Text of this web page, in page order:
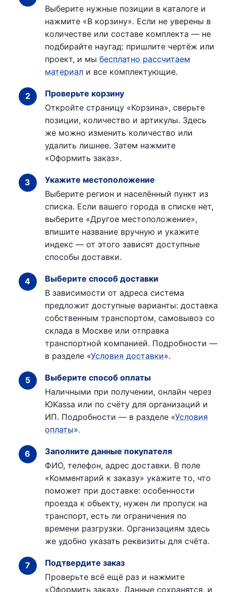
Выберите нужные позиции в каталоге и
нажмите «В корзину». Если не уверены в
количестве или составе комплекта — не
подбирайте наугад: пришлите чертёж или
проект, и мы бесплатно рассчитаем
материали все комплектующие.
Проверьте корзину
Откройте страницу «Корзина», сверьте
позиции, количество и артикулы. Здесь
же можно изменить количество или
удалить лишнее. Затем нажмите
«Оформить заказ».
Укажите местоположение
Выберите регион и населённый пункт из
списка. Если вашего города в списке нет,
выберите «Другое местоположение»,
впишите название вручную и укажите
индекс — от этого зависят доступные
способы доставки.
Выберите способ доставки
В зависимости от адреса система
предложит доступные варианты: доставка
собственным транспортом, самовывоз со
склада в Москве или отправка
транспортной компанией. Подробности —
в разделе «Условия доставки».
Выберите способ оплаты
Наличными при получении, онлайн через
ЮKassa или по счёту для организаций и
ИП. Подробности — в разделе «Условия
оплаты».
Заполните данные покупателя
ФИО, телефон, адрес доставки. В поле
«Комментарий к заказу» укажите то, что
поможет при доставке: особенности
проезда к объекту, нужен ли пропуск на
транспорт, есть ли ограничения по
времени разгрузки. Организациям здесь
же удобно указать реквизиты для счёта.
Подтвердите заказ
Проверьте всё ещё раз и нажмите
«Оформить заказ». Данные сохранятся, и